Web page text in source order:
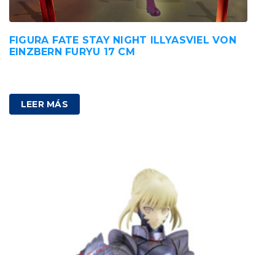
FIGURA FATE STAY NIGHT ILLYASVIEL VON
EINZBERN FURYU 17 CM
LEER MÁS